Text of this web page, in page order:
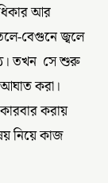
আর
বেগুনে জ্বলে
তখন সে শুরু
করা।
করায়
নিয়ে কাজ